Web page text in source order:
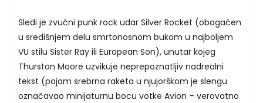
Sledi je zvučni punk rock udar Silver Rocket (obogaćen
u središnjem delu smrtonosnom bukom u najboljem
VU stilu Sister Ray ili European Son), unutar kojeg
Thurston Moore uzvikuje neprepoznatljiv nadrealni
tekst (pojam srebrna raketa u njujorškom je slengu
označavao minijaturnu bocu votke Avion – verovatno